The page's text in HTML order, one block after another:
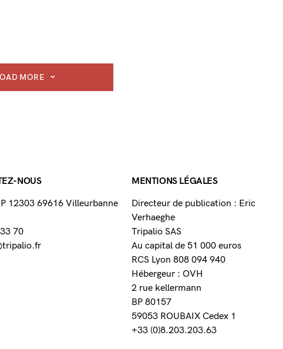
MORE
NOUS
12303 69616 Villeurbanne
70
MENTIONS LÉGALES
Directeur de publication : Eric
Verhaeghe
Tripalio SAS
Au capital de 51 000 euros
RCS Lyon 808 094 940
Hébergeur : OVH
2 rue kellermann
BP 80157
59053 ROUBAIX Cedex 1
+33 (0)8.203.203.63